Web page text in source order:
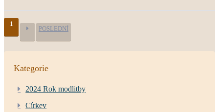
1
POSLEDNÍ
Kategorie
2024 Rok modlitby
Církev